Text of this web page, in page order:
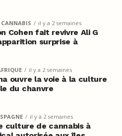
CANNABIS il y a 2 semaines
Cohen fait revivre Ali G
surprise à
il y a 2 semaines
ouvre la voie à la culture
du chanvre
il y a 2 semaines
culture de cannabis à